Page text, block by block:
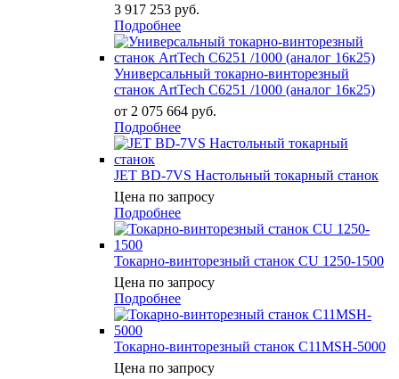
3 917 253 руб.
Подробнее
Универсальный токарно-винторезный
станок ArtTech С6251 /1000 (аналог 16к25)
от 2 075 664 руб.
Подробнее
JET BD-7VS Настольный токарный станок
Цена по запросу
Подробнее
Токарно-винторезный станок CU 1250-1500
Цена по запросу
Подробнее
Токарно-винторезный станок C11MSH-5000
Цена по запросу